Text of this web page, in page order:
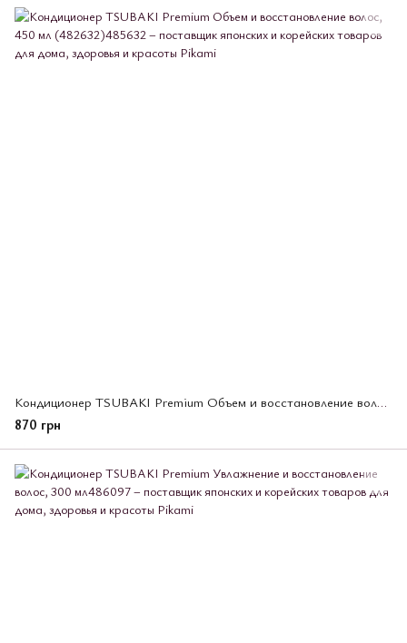
Кондиционер TSUBAKI Premium Объем и восстановление волос, 450 мл (482632)
870 грн